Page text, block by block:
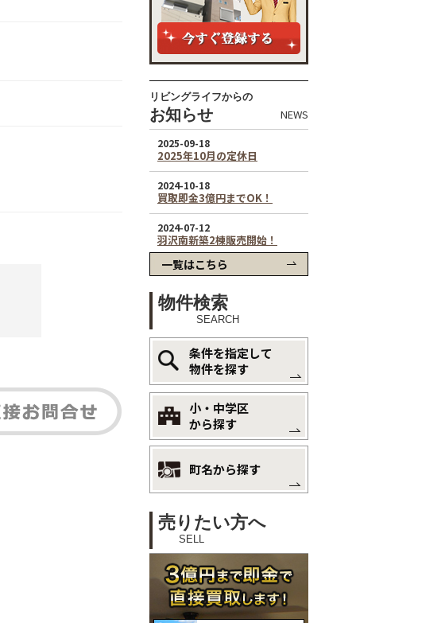
リビングライフからの
お知らせ NEWS
一覧はこちら
物件検索
SEARCH
条件を指定して
物件を探す
小・中学区
から探す
町名から探す
売りたい方へ
SELL